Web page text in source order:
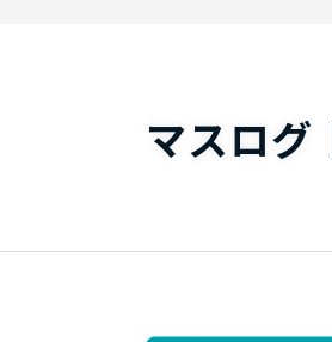
マスログ